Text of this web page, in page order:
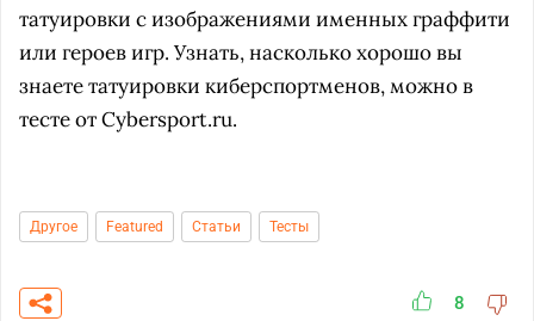
татуировки с изображениями именных граффити
или героев игр. Узнать, насколько хорошо вы
знаете татуировки киберспортменов, можно в
тесте от Cybersport.ru.
Другое Featured Статьи Тесты
8